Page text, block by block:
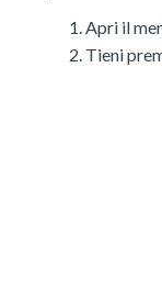
Apri il
Tieni